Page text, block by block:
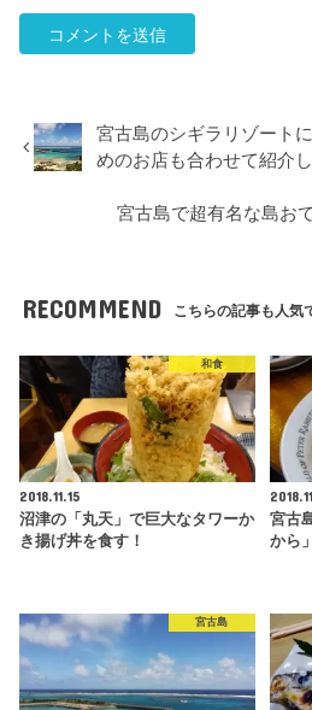
宮古島のシギラリゾート
めのお店も合わせて紹介
宮古島で超有名な島お
RECOMMEND こちらの記事も人気
和食
2018.11.15
沼津の「丸天」で巨大なタワーか
き揚げ丼を食す！
宮古
から」
宮古島